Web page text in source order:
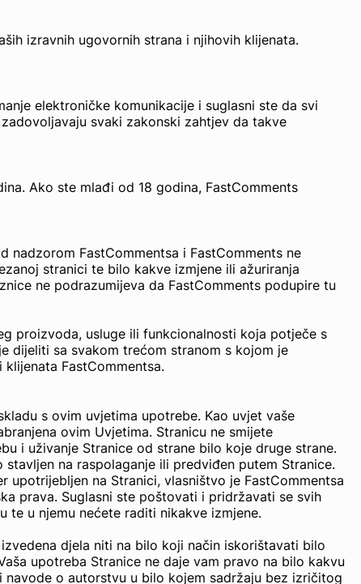
izravnih ugovornih strana i njihovih klijenata.
elektroničke komunikacije i suglasni ste da svi
svaki zakonski zahtjev da takve
Ako ste mlađi od 18 godina, FastComments
nadzorom FastCommentsa i FastComments ne
stranici te bilo kakve izmjene ili ažuriranja
ne podrazumijeva da FastComments podupire tu
proizvoda, usluge ili funkcionalnosti koja potječe s
dijeliti sa svakom trećom stranom s kojom je
FastCommentsa.
s ovim uvjetima upotrebe. Kao uvjet vaše
ovim Uvjetima. Stranicu ne smijete
i uživanje Stranice od strane bilo koje druge strane.
na raspolaganje ili predviđen putem Stranice.
na Stranici, vlasništvo je FastCommentsa
prava. Suglasni ste poštovati i pridržavati se svih
te u njemu nećete raditi nikakve izmjene.
djela niti na bilo koji način iskorištavati bilo
upotreba Stranice ne daje vam pravo na bilo kakvu
o autorstvu u bilo kojem sadržaju bez izričitog